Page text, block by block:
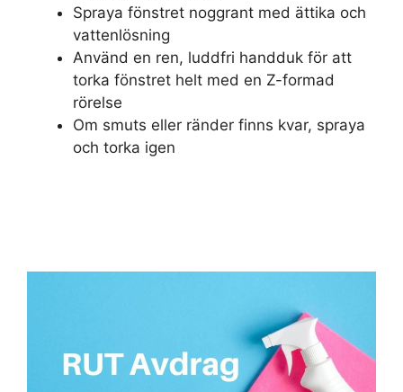
Spraya fönstret noggrant med ättika och
vattenlösning
Använd en ren, luddfri handduk för att
torka fönstret helt med en Z-formad
rörelse
Om smuts eller ränder finns kvar, spraya
och torka igen